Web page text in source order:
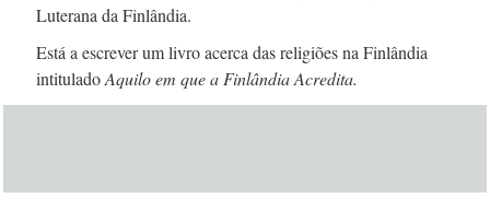
Luterana da Finlândia.
Está a escrever um livro acerca das religiões na Finlândia
intituladoAquilo em que a Finlândia Acredita.